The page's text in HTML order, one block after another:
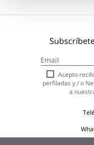
a
nuestro
boletín
de
Acepto
perfiladas y / o
a